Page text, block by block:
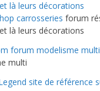
carrosseries forum
là leurs décorations
multi